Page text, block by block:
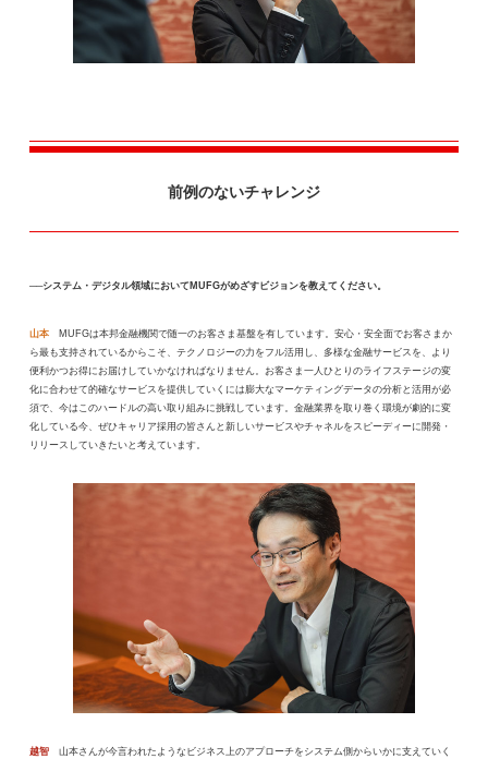
前例のないチャレンジ
──システム・デジタル領域においてMUFGがめざすビジョンを教えてください。
山本MUFGは本邦金融機関で随一のお客さま基盤を有しています。安心・安全面でお客さまか
ら最も支持されているからこそ、テクノロジーの力をフル活用し、多様な金融サービスを、より
便利かつお得にお届けしていかなければなりません。お客さま一人ひとりのライフステージの変
化に合わせて的確なサービスを提供していくには膨大なマーケティングデータの分析と活用が必
須で、今はこのハードルの高い取り組みに挑戦しています。金融業界を取り巻く環境が劇的に変
化している今、ぜひキャリア採用の皆さんと新しいサービスやチャネルをスピーディーに開発・
リリースしていきたいと考えています。
越智山本さんが今言われたようなビジネス上のアプローチをシステム側からいかに支えていく